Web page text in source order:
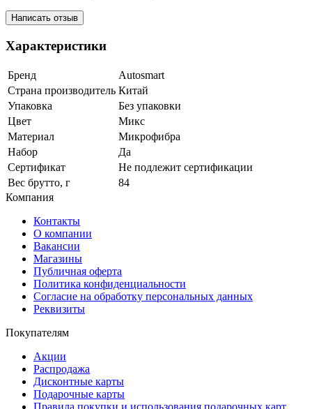
Написать отзыв
Характеристики
Бренд
Autosmart
Страна производитель Китай
Упаковка
Без упаковки
Цвет
Микс
Материал
Микрофибра
Набор
Да
Сертификат
Не подлежит сертификации
Вес брутто, г
84
Компания
Контакты
О компании
Вакансии
Магазины
Публичная оферта
Политика конфиденциальности
Согласие на обработку персональных данных
Реквизиты
Покупателям
Акции
Распродажа
Дисконтные карты
Подарочные карты
Правила покупки и использования подарочных карт